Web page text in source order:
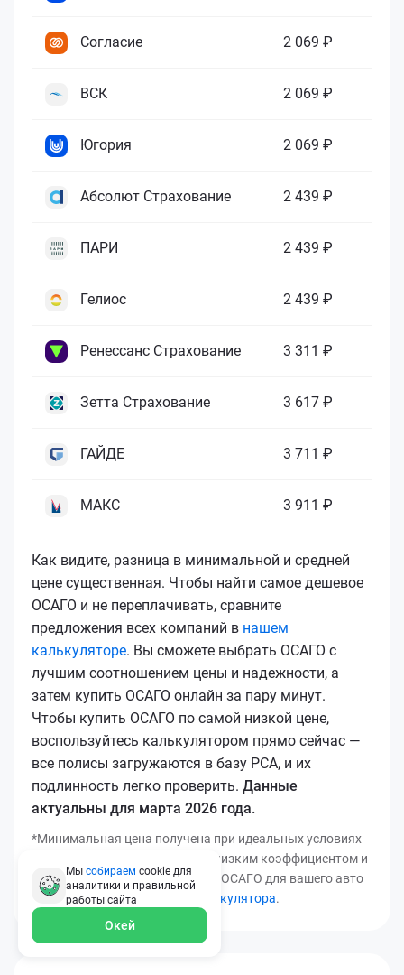
Согласие 2 069 ₽
ВСК 2 069 ₽
Югория 2 069 ₽
Абсолют Страхование 2 439 ₽
ПАРИ 2 439 ₽
Гелиос 2 439 ₽
Ренессанс Страхование 3 311 ₽
Зетта Страхование 3 617 ₽
ГАЙДЕ 3 711 ₽
МАКС 3 911 ₽
Как видите, разница в минимальной и средней
цене существенная. Чтобы найти самое дешевое
ОСАГО и не переплачивать, сравните
предложения всех компаний в нашем
калькуляторе. Вы сможете выбрать ОСАГО с
лучшим соотношением цены и надежности, а
затем купить ОСАГО онлайн за пару минут.
Чтобы купить ОСАГО по самой низкой цене,
воспользуйтесь калькулятором прямо сейчас —
все полисы загружаются в базу РСА, и их
подлинность легко проверить. Данные
актуальны для марта 2026 года.
*Минимальная цена получена при идеальных условиях
(безаварийный стаж, регион с низким коэффициентом и
т.д.). Узнать точную стоимость ОСАГО для вашего авто
можно с помощью
нашего калькулятора.
Мы собираем cookie для
аналитики и правильной
работы сайта
Окей